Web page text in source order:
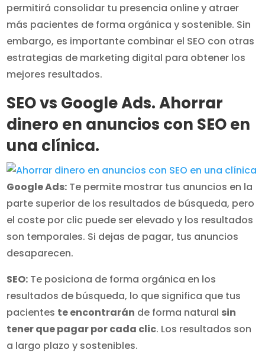
permitirá consolidar tu presencia online y atraer
más pacientes de forma orgánica y sostenible. Sin
embargo, es importante combinar el SEO con otras
estrategias de marketing digital para obtener los
mejores resultados.
SEO vs Google Ads. Ahorrar
dinero en anuncios con SEO en
una clínica.
Google Ads: Te permite mostrar tus anuncios en la
parte superior de los resultados de búsqueda, pero
el coste por clic puede ser elevado y los resultados
son temporales. Si dejas de pagar, tus anuncios
desaparecen.
SEO: Te posiciona de forma orgánica en los
resultados de búsqueda, lo que significa que tus
pacientes te encontrarán de forma natural sin
tener que pagar por cada clic. Los resultados son
a largo plazo y sostenibles.